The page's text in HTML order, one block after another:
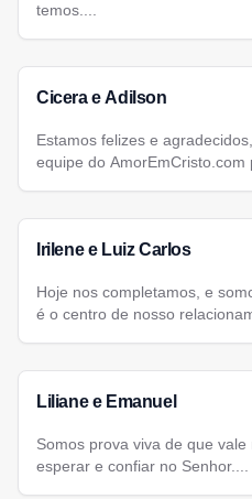
temos....
Cicera e Adilson
Estamos felizes e
equipe do AmorEmCristo.com
Irilene e Luiz Carlos
Hoje nos completamos, e
é o centro de nosso
Liliane e Emanuel
Somos prova viva de que vale
esperar e confiar no Senhor....